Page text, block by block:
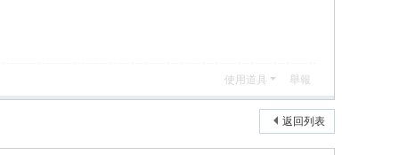
使用道具 舉報
返回列表